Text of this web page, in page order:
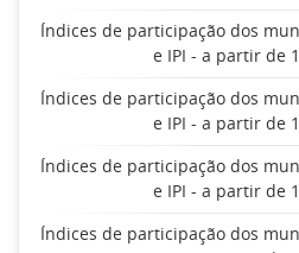
Índices de participação dos
e IPI - a partir de
Índices de participação dos
e IPI - a partir de
Índices de participação dos
e IPI - a partir de
Índices de participação dos